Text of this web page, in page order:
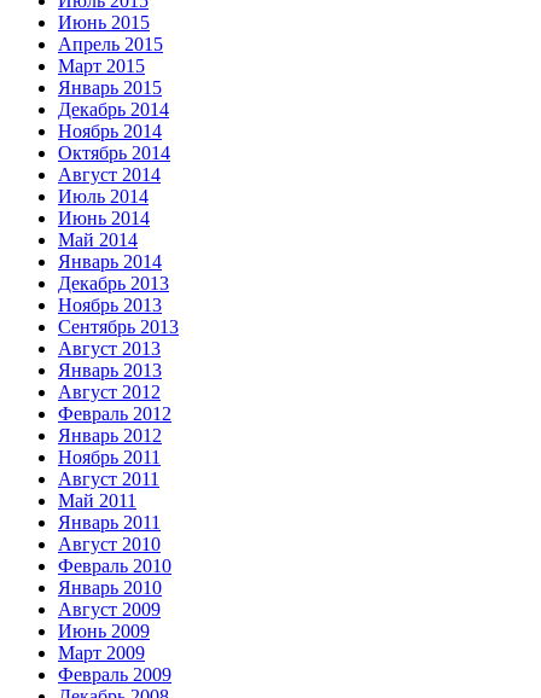
Июнь 2015
Апрель 2015
Март 2015
Январь 2015
Декабрь 2014
Ноябрь 2014
Октябрь 2014
Август 2014
Июль 2014
Июнь 2014
Май 2014
Январь 2014
Декабрь 2013
Ноябрь 2013
Сентябрь 2013
Август 2013
Январь 2013
Август 2012
Февраль 2012
Январь 2012
Ноябрь 2011
Август 2011
Май 2011
Январь 2011
Август 2010
Февраль 2010
Январь 2010
Август 2009
Июнь 2009
Март 2009
Февраль 2009